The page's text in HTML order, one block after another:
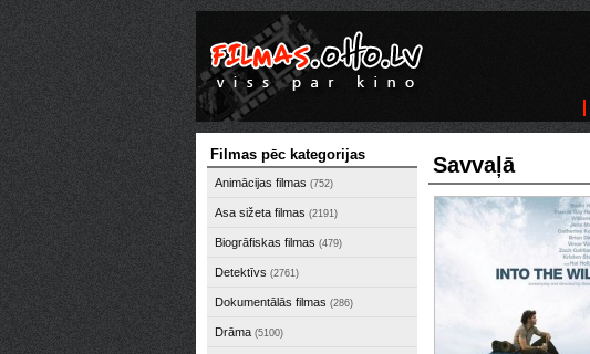
Filmas pēc kategorijas
Animācijas filmas (752)
Asa sižeta filmas (2191)
Biogrāfiskas filmas (479)
Detektīvs (2761)
Dokumentālās filmas (286)
Drāma (5100)
Savvaļā